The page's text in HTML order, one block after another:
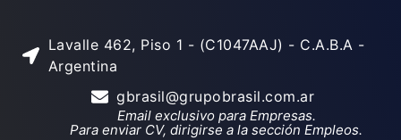
Lavalle 462, Piso 1 - (C1047AAJ) - C.A.B.A -
Argentina
gbrasil@grupobrasil.com.ar
Email exclusivo para Empresas.
Para enviar CV, dirigirse a la sección Empleos.